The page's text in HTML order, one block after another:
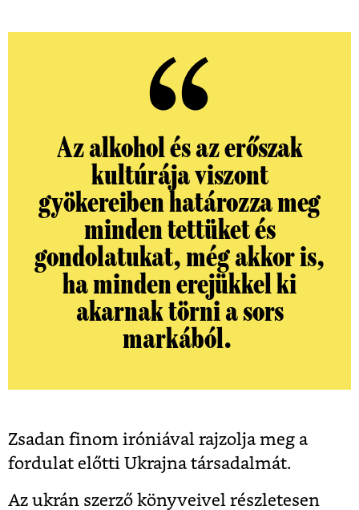
Az alkohol és az erőszak
kultúrája viszont
gyökereiben határozza meg
minden tettüket és
gondolatukat, még akkor is,
ha minden erejükkel ki
akarnak törni a sors
markából.
Zsadan finom iróniával rajzolja meg a
fordulat előtti Ukrajna társadalmát.
Az ukrán szerző könyveivel részletesen